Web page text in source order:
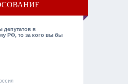
депутатов в
РФ, то за кого вы бы